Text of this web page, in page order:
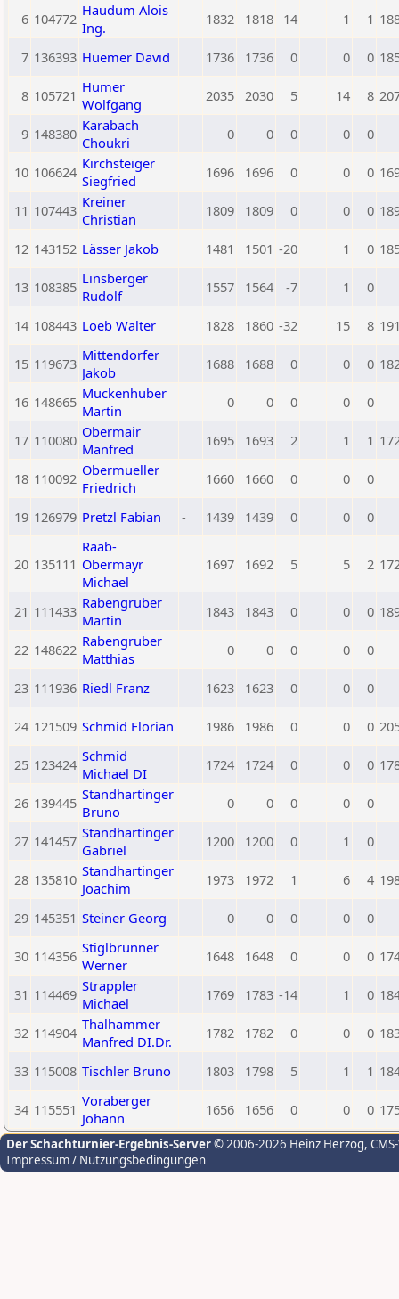
6 104772 Haudum Alois
Ing.
1832 1818 14 1 1
7 136393 Huemer David 1736 1736 0 0 0
8 105721 Humer
Wolfgang
2035 2030 5 14 8
9 148380 Karabach
Choukri
0 0 0 0 0
10 106624 Kirchsteiger
Siegfried
1696 1696 0 0 0
11 107443 Kreiner
Christian
1809 1809 0 0 0
12 143152 Lässer Jakob 1481 1501 -20 1 0
13 108385 Linsberger
Rudolf
1557 1564 -7 1 0
14 108443 Loeb Walter 1828 1860 -32 15 8
15 119673 Mittendorfer
Jakob
1688 1688 0 0 0
16 148665 Muckenhuber
Martin
0 0 0 0 0
17 110080 Obermair
Manfred
1695 1693 2 1 1
18 110092 Obermueller
Friedrich
1660 1660 0 0 0
19 126979 Pretzl Fabian - 1439 1439 0 0 0
20 135111
Raab-
Obermayr
Michael
1697 1692 5 5 2
21 111433 Rabengruber
Martin
1843 1843 0 0 0
22 148622 Rabengruber
Matthias
0 0 0 0 0
23 111936 Riedl Franz 1623 1623 0 0 0
24 121509 Schmid Florian 1986 1986 0 0 0
25 123424 Schmid
Michael DI
1724 1724 0 0 0
26 139445 Standhartinger
Bruno
0 0 0 0 0
27 141457 Standhartinger
Gabriel
1200 1200 0 1 0
28 135810 Standhartinger
Joachim
1973 1972 1 6 4
29 145351 Steiner Georg 0 0 0 0 0
30 114356 Stiglbrunner
Werner
1648 1648 0 0 0
31 114469 Strappler
Michael
1769 1783 -14 1 0
32 114904 Thalhammer
Manfred DI.Dr.
1782 1782 0 0 0
33 115008 Tischler Bruno 1803 1798 5 1 1
34 115551 Voraberger
Johann
1656 1656 0 0 0
Der Schachturnier-Ergebnis-Server© 2006-2026 Heinz Herzog,
Impressum / Nutzungsbedingungen